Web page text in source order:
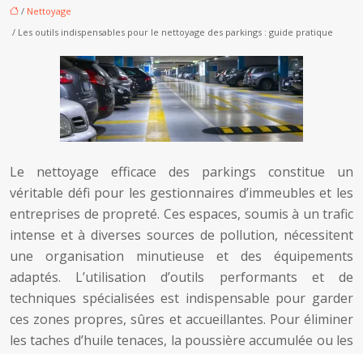
/ Nettoyage
/ Les outils indispensables pour le nettoyage des parkings : guide pratique
Le nettoyage efficace des parkings constitue un
véritable défi pour les gestionnaires d’immeubles et les
entreprises de propreté. Ces espaces, soumis à un trafic
intense et à diverses sources de pollution, nécessitent
une organisation minutieuse et des équipements
adaptés. L’utilisation d’outils performants et de
techniques spécialisées est indispensable pour garder
ces zones propres, sûres et accueillantes. Pour éliminer
les taches d’huile tenaces, la poussière accumulée ou les